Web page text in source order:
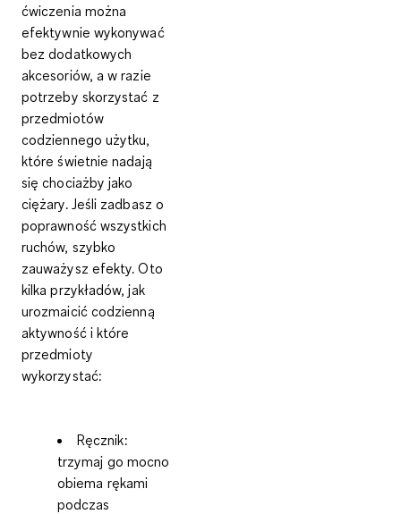
ćwiczenia można
efektywnie wykonywać
bez dodatkowych
akcesoriów, a w razie
potrzeby skorzystać z
przedmiotów
codziennego użytku,
które świetnie nadają
się chociażby jako
ciężary. Jeśli zadbasz o
poprawność wszystkich
ruchów, szybko
zauważysz efekty. Oto
kilka przykładów, jak
urozmaicić codzienną
aktywność i które
przedmioty
wykorzystać:
Ręcznik:
trzymaj go mocno
obiema rękami
podczas